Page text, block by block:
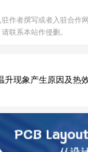
音控制家庭设备,
监测、噪声控制
指示
感器通常会配备
作者撰写或者入驻合作
联系本站作侵删。
升现象产生原因及热